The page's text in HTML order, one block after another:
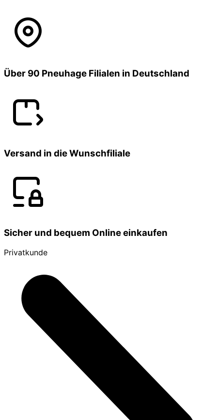
Über 90 Pneuhage Filialen in Deutschland
Versand in die Wunschfiliale
Sicher und bequem Online einkaufen
Privatkunde